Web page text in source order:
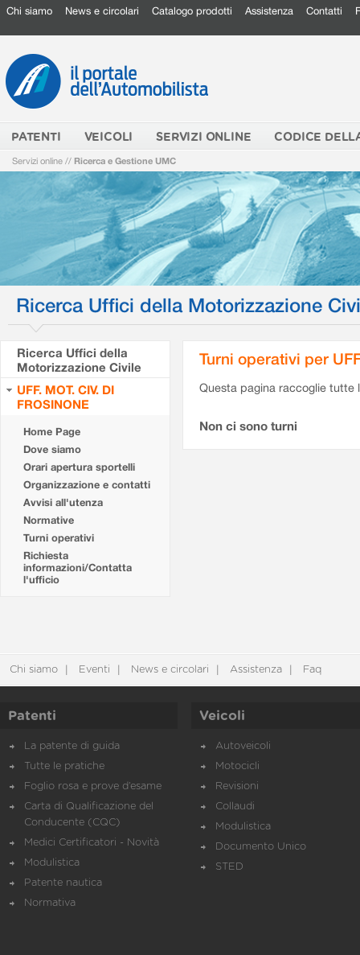
Chi siamo News e circolari Catalogo prodotti Assistenza Contatti
PATENTI VEICOLI SERVIZI ONLINE CODICE
Servizi online // Ricerca e Gestione UMC
Ricerca Uffici della Motorizzazione
Ricerca Uffici della
Motorizzazione Civile
UFF. MOT. CIV. DI
FROSINONE
Home Page
Dove siamo
Orari apertura sportelli
Organizzazione e contatti
Avvisi all'utenza
Normative
Turni operativi
Richiesta
informazioni/Contatta
l'ufficio
Turni operativi per
Questa pagina raccoglie tutte
Non ci sono turni
Chi siamo Eventi News e circolari Assistenza Faq
Patenti
La patente di guida
Tutte le pratiche
Foglio rosa e prove d’esame
Carta di Qualificazione del
Conducente (CQC)
Medici Certificatori - Novità
Modulistica
Patente nautica
Normativa
Veicoli
Autoveicoli
Motocicli
Revisioni
Collaudi
Modulistica
Documento Unico
STED